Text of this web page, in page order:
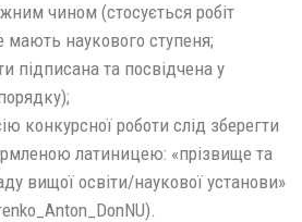
чином (стосується робіт
мають наукового ступеня;
підписана та посвідчена у
конкурсної роботи слід зберегти
латиницею: «прізвище та
вищої освіти/наукової установи»